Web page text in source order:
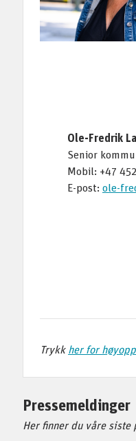
Ole-Fredrik
Senior
Mobil: +47
E-post: ole-
Trykk her for
Pressemeldinger
Her finner du våre siste